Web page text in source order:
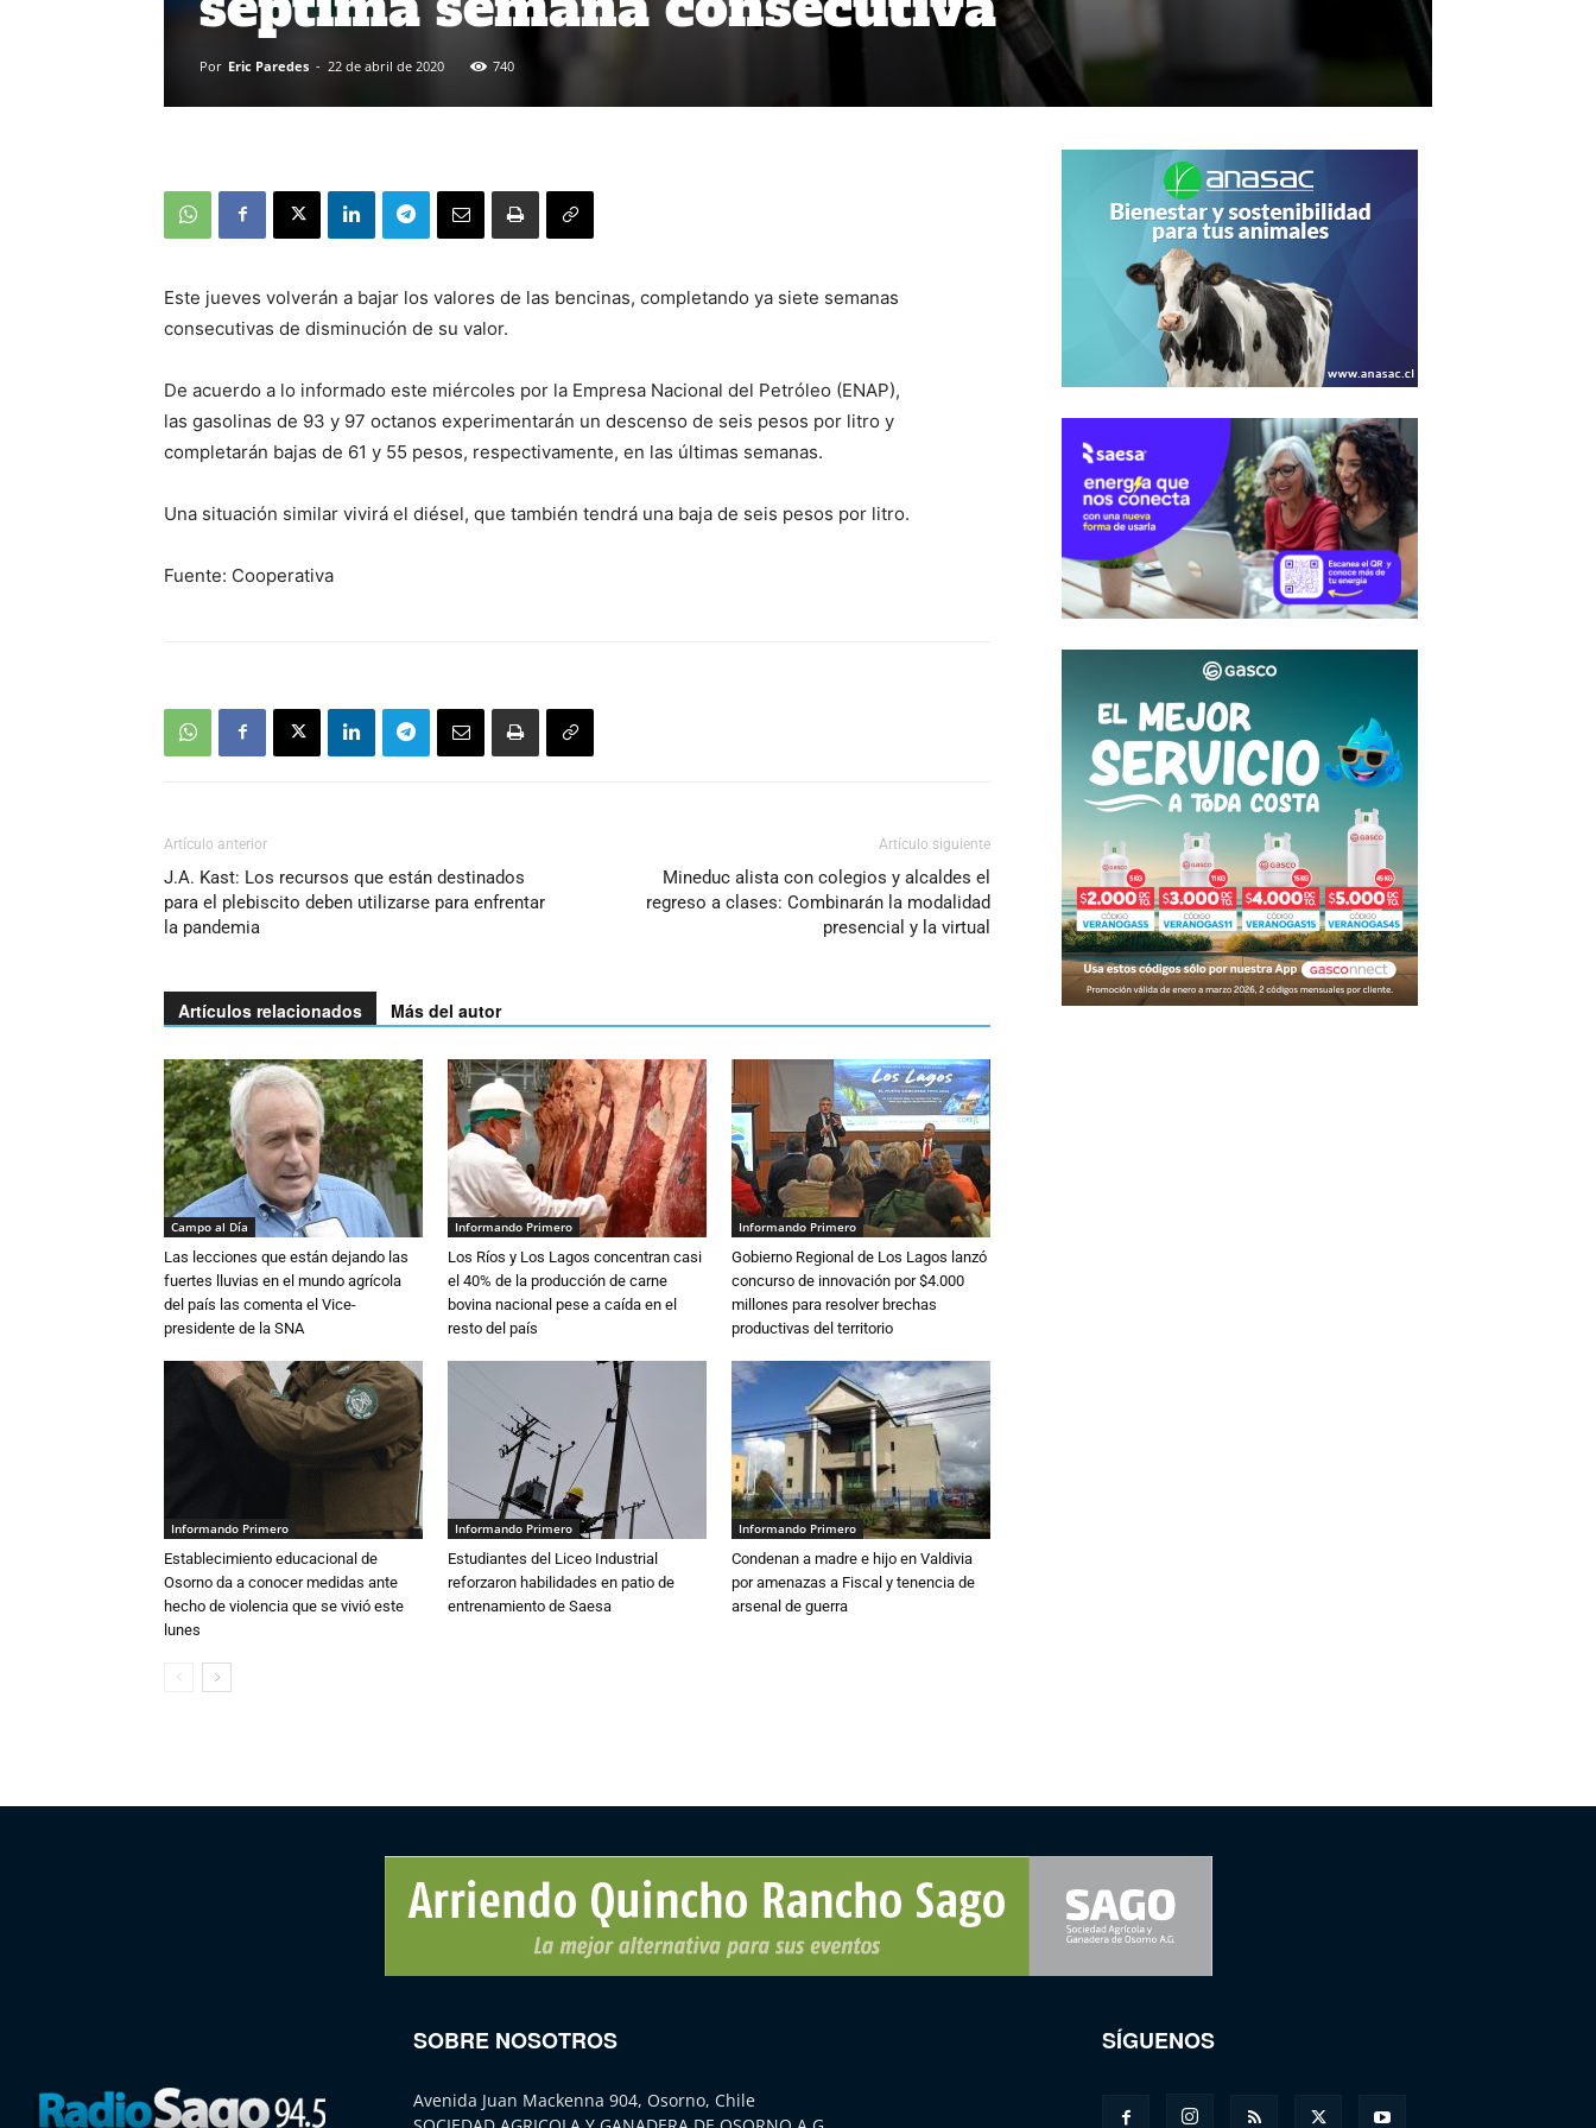
Por Eric Paredes - 22 de abril de 2020 740
Este jueves volverán a bajar los valores de las bencinas, completando ya siete semanas
consecutivas de disminución de su valor.
De acuerdo a lo informado este miércoles por la Empresa Nacional del Petróleo (ENAP),
las gasolinas de 93 y 97 octanos experimentarán un descenso de seis pesos por litro y
completarán bajas de 61 y 55 pesos, respectivamente, en las últimas semanas.
Una situación similar vivirá el diésel, que también tendrá una baja de seis pesos por litro.
Fuente: Cooperativa
Artículo anterior
J.A. Kast: Los recursos que están destinados
para el plebiscito deben utilizarse para enfrentar
la pandemia
Artículo siguiente
Mineduc alista con colegios y alcaldes el
regreso a clases: Combinarán la modalidad
presencial y la virtual
Artículos relacionados Más del autor
Campo al Día
Las lecciones que están dejando las
fuertes lluvias en el mundo agrícola
del país las comenta el Vice-
presidente de la SNA
Informando Primero
Los Ríos y Los Lagos concentran casi
el 40% de la producción de carne
bovina nacional pese a caída en el
resto del país
Informando Primero
Gobierno Regional de Los Lagos lanzó
concurso de innovación por $4.000
millones para resolver brechas
productivas del territorio
Informando Primero
Establecimiento educacional de
Osorno da a conocer medidas ante
hecho de violencia que se vivió este
lunes
Informando Primero
Estudiantes del Liceo Industrial
reforzaron habilidades en patio de
entrenamiento de Saesa
Informando Primero
Condenan a madre e hijo en Valdivia
por amenazas a Fiscal y tenencia de
arsenal de guerra
SOBRE NOSOTROS
Avenida Juan Mackenna 904, Osorno, Chile
SÍGUENOS